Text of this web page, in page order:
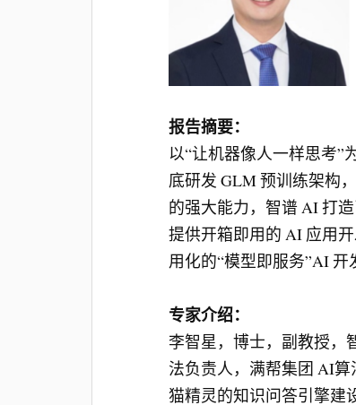
报告摘要：
以“让机器像人一样思考”
底研发 GLM 预训练架构
的强大能力，智谱 AI 打
提供开箱即用的 AI 应用
用化的“模型即服务”AI 开
专家介绍：
李智星，博士，副教授，
法负责人，满帮集团 AI
猫精灵的知识问答引擎建